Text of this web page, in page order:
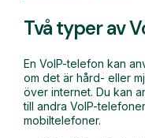
Två typer av
En VoIP-telefon kan
om det är hård- eller
över internet. Du kan
till andra VoIP-
mobiltelefoner.